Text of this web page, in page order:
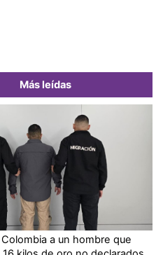
Más leídas
a un hombre que